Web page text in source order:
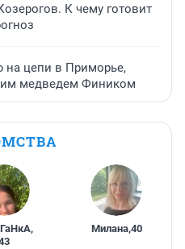
К чему готовит
цепи в Приморье,
медведем Фиником
,
Милана,40